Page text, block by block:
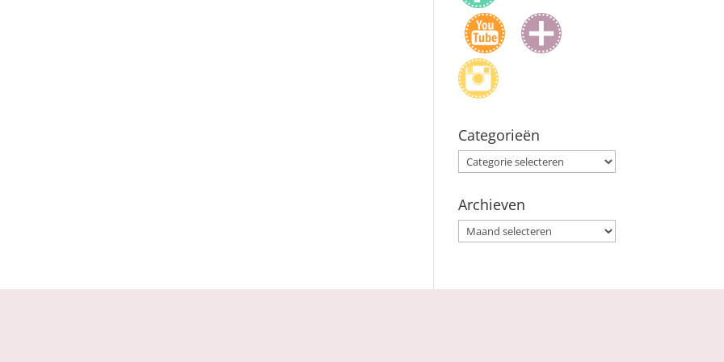
Categorieën
Categorieën
Archieven
Archieven